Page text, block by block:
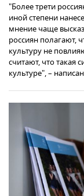
"Более трети
иной степени
мнение чаще
россиян полагают,
культуру не
считают, что такая
культуре", –